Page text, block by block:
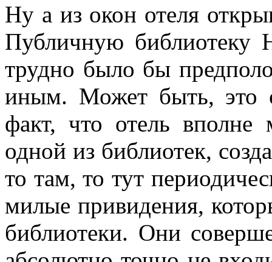
Ну а из окон отеля
Публичную библиотеку
трудно было бы
иным. Может быть, это
факт, что отель вполне
одной из библиотек,
то там, то тут
милые привидения,
библиотеки. Они